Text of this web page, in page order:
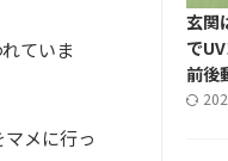
ていま
メに行っ
玄関
で
前後